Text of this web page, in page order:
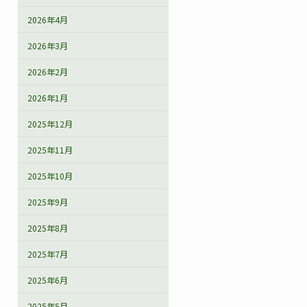
2026年4月
2026年3月
2026年2月
2026年1月
2025年12月
2025年11月
2025年10月
2025年9月
2025年8月
2025年7月
2025年6月